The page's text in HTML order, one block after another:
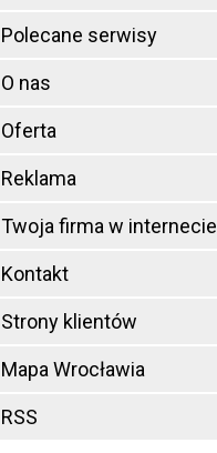
Polecane serwisy
O nas
Oferta
Reklama
Twoja firma w internecie
Kontakt
Strony klientów
Mapa Wrocławia
RSS